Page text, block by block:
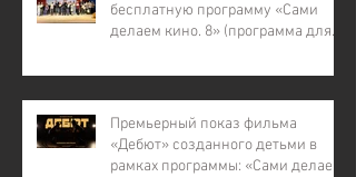
бесплатную программу «Сами
делаем кино. 8» (программа для
детей из малообеспеченных и
участников СВО).
Премьерный показ фильма
«Дебют» созданного детьми в
рамках программы: «Сами делаем